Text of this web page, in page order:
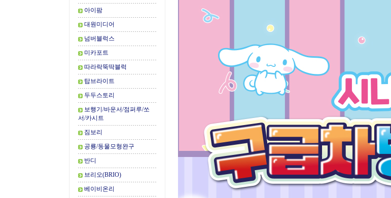
아이팜
대원미디어
넘버블럭스
미카포트
따라락뚝딱블럭
탑브라이트
두두스토리
보행기/바운서/점퍼루/쏘
서/카시트
짐보리
공룡/동물모형완구
반디
브리오(BRIO)
베이비온리